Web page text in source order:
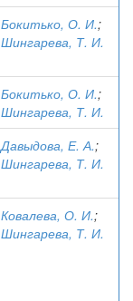
Бокитько, О. И.;
Шингарева, Т. И.
Бокитько, О. И.;
Шингарева, Т. И.
Давыдова, Е. А.;
Шингарева, Т. И.
Ковалева, О. И.;
Шингарева, Т. И.